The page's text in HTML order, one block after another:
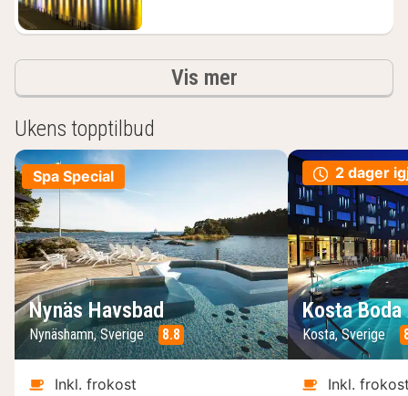
Vis merResultater
Ukens topptilbud
Spa Special
Nynäs Havsbad
Nynäshamn, Sverige 8.8
Inkl. frokost
2 dager
Kosta
Kosta, Sverige
Inkl.